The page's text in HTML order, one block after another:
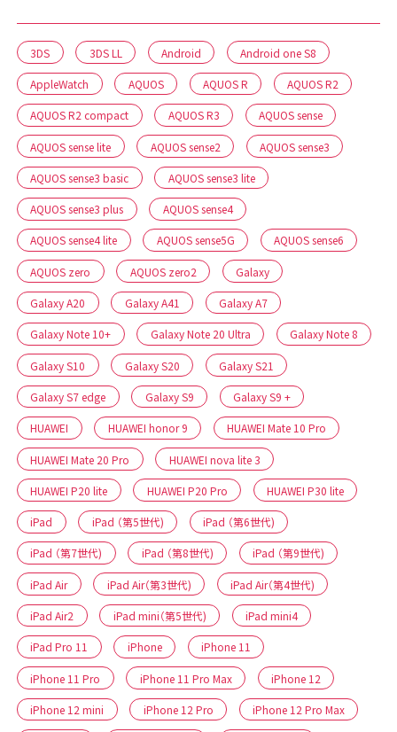
3DS 3DS LL Android Android one S8
AppleWatch AQUOS AQUOS R AQUOS R2
AQUOS R2 compact AQUOS R3 AQUOS sense
AQUOS sense lite AQUOS sense2 AQUOS sense3
AQUOS sense3 basic AQUOS sense3 lite
AQUOS sense3 plus AQUOS sense4
AQUOS sense4 lite AQUOS sense5G AQUOS sense6
AQUOS zero AQUOS zero2 Galaxy
Galaxy A20 Galaxy A41 Galaxy A7
Galaxy Note 10+ Galaxy Note 20 Ultra Galaxy Note 8
Galaxy S10 Galaxy S20 Galaxy S21
Galaxy S7 edge Galaxy S9 Galaxy S9 +
HUAWEI HUAWEI honor 9 HUAWEI Mate 10 Pro
HUAWEI Mate 20 Pro HUAWEI nova lite 3
HUAWEI P20 lite HUAWEI P20 Pro HUAWEI P30 lite
iPad iPad （第5世代) iPad （第6世代)
iPad （第7世代) iPad （第8世代) iPad （第9世代)
iPad Air iPad Air（第3世代) iPad Air（第4世代)
iPad Air2 iPad mini（第5世代) iPad mini4
iPad Pro 11 iPhone iPhone 11
iPhone 11 Pro iPhone 11 Pro Max iPhone 12
iPhone 12 mini iPhone 12 Pro iPhone 12 Pro Max